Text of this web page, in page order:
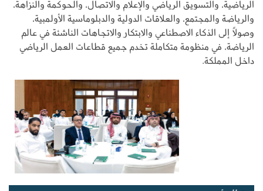
الرياضية، والتسويق الرياضي والإعلام والاتصال، والحوكمة والنزاهة،
والرياضة والمجتمع، والعلاقات الدولية والدبلوماسية الأولمبية،
وصولًا إلى الذكاء الاصطناعي والابتكار والاتجاهات الناشئة في عالم
الرياضة، في منظومة متكاملة تخدم جميع قطاعات العمل الرياضي
داخل المملكة.